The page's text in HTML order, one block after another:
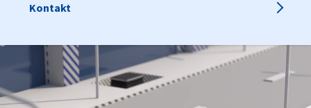
Kontakt